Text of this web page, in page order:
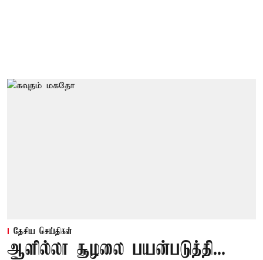
தேசிய செய்திகள்
ஆளில்லா சூழலை பயன்படுத்தி...